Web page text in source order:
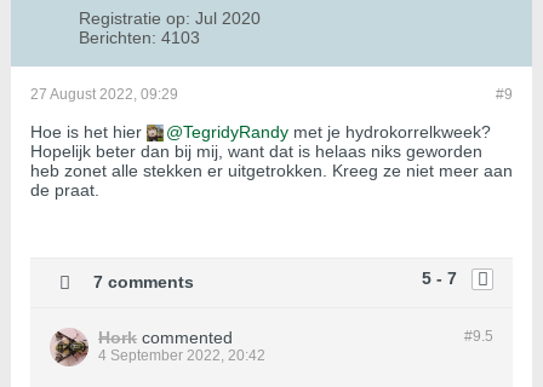
Registratie op: Jul 2020
Berichten: 4103
#9
27 August 2022, 09:29
Hoe is het hier TegridyRandy met je hydrokorrelkweek?
Hopelijk beter dan bij mij, want dat is helaas niks geworden
heb zonet alle stekken er uitgetrokken. Kreeg ze niet meer aan
de praat.
5 - 7
7 comments
#9.5
Hork commented
4 September 2022, 20:42